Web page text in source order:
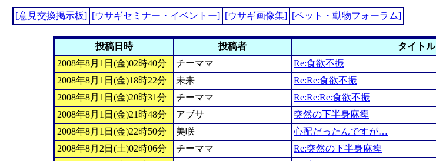
[意見交換掲示板] [ウサギセミナー・イベントー] [ウサギ画像集] [ペット・動物フォーラム]
投稿日時 投稿者
タイトル
2008年8月1日(金)02時40分
チーママ
Re:食欲不振
2008年8月1日(金)18時22分
未来
Re:Re:食欲不振
2008年8月1日(金)20時31分
チーママ
Re:Re:Re:食欲不振
2008年8月1日(金)21時48分
アブサ
突然の下半身麻痺
2008年8月1日(金)22時50分
美咲
心配だったんですが…
2008年8月2日(土)02時06分
チーママ
Re:突然の下半身麻痺